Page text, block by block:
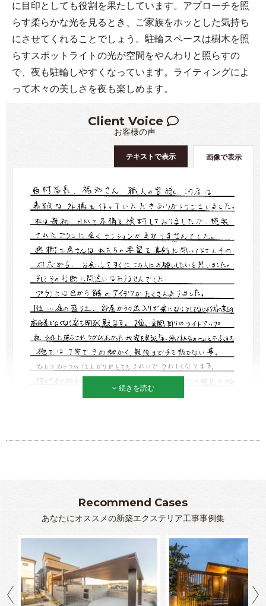
に目印としても役割を果たしています。アプローチを照
らす柔らかな光を見るとき、ご家族をホッとした気持ち
にさせてくれることでしょう。駐輪スペースは樹木を照
らすスポットライトの光が空間をやんわりと照らすの
で、夜も駐輪しやすくなっています。ライティングによ
って木々の美しさを夜も楽しめます。
Client Voice
お客様の声
画像で表示
テキストで表示
続きを読む
Recommend Cases
あなたにオススメの新築エクステリア工事事例集